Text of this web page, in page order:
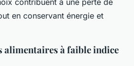
contribuent à une perte de
en conservant énergie et
alimentaires à faible indice